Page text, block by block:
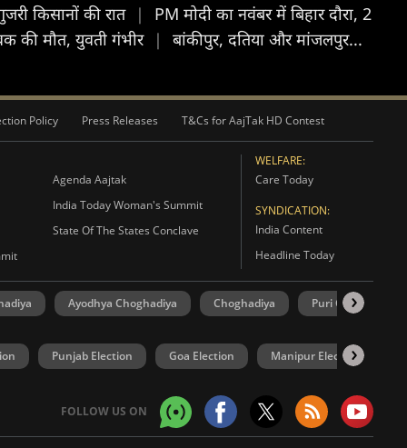
किसानों की रात |
PM मोदी का नवंबर में बिहार दौरा, 2
की मौत, युवती गंभीर |
बांकीपुर, दतिया और मांजलपुर...
Policy Press Releases T&Cs for AajTak HD Contest
Agenda Aajtak
India Today Woman's Summit
State Of The States Conclave
WELFARE:
Care Today
SYNDICATION:
India Content
Headline Today
Ayodhya Choghadiya Choghadiya Puri Choghadiya
Punjab Election Goa Election Manipur Election
FOLLOW US ON